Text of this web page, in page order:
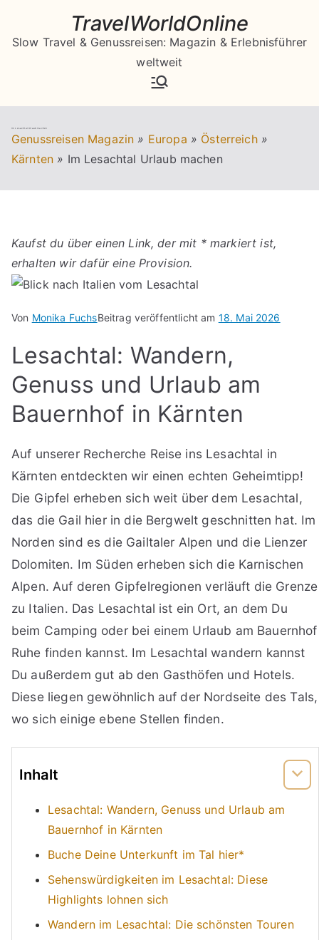
springen
TravelWorldOnline
Slow Travel & Genussreisen: Magazin & Erlebnisführer
weltweit
Im Lesachtal Urlaub machen
Genussreisen Magazin » Europa » Österreich »
Kärnten » Im Lesachtal Urlaub machen
Kaufst du über einen Link, der mit * markiert ist,
erhalten wir dafür eine Provision.
Von Monika FuchsBeitrag veröffentlicht am 18. Mai 2026
Lesachtal: Wandern,
Genuss und Urlaub am
Bauernhof in Kärnten
Auf unserer Recherche Reise ins Lesachtal in
Kärnten entdeckten wir einen echten Geheimtipp!
Die Gipfel erheben sich weit über dem Lesachtal,
das die Gail hier in die Bergwelt geschnitten hat. Im
Norden sind es die Gailtaler Alpen und die Lienzer
Dolomiten. Im Süden erheben sich die Karnischen
Alpen. Auf deren Gipfelregionen verläuft die Grenze
zu Italien. Das Lesachtal ist ein Ort, an dem Du
beim Camping oder bei einem Urlaub am Bauernhof
Ruhe finden kannst. Im Lesachtal wandern kannst
Du außerdem gut ab den Gasthöfen und Hotels.
Diese liegen gewöhnlich auf der Nordseite des Tals,
wo sich einige ebene Stellen finden.
Inhalt
Lesachtal: Wandern, Genuss und Urlaub am
Bauernhof in Kärnten
Buche Deine Unterkunft im Tal hier*
Sehenswürdigkeiten im Lesachtal: Diese
Highlights lohnen sich
Wandern im Lesachtal: Die schönsten Touren